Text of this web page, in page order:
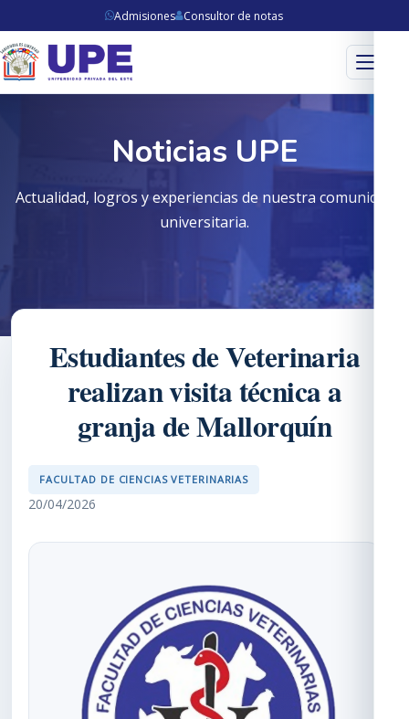
Admisiones Consultor de notas
Menú
Noticias UPE
Actualidad, logros y experiencias de nuestra comunidad
universitaria.
Estudiantes de Veterinaria
realizan visita técnica a
granja de Mallorquín
FACULTAD DE CIENCIAS VETERINARIAS
20/04/2026